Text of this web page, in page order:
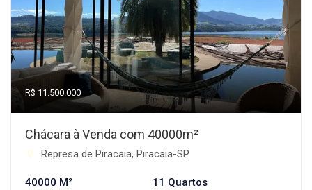
R$ 11.500.000
Chácara à Venda com 40000m²
Represa de Piracaia, Piracaia-SP
40000 M² 11 Quartos